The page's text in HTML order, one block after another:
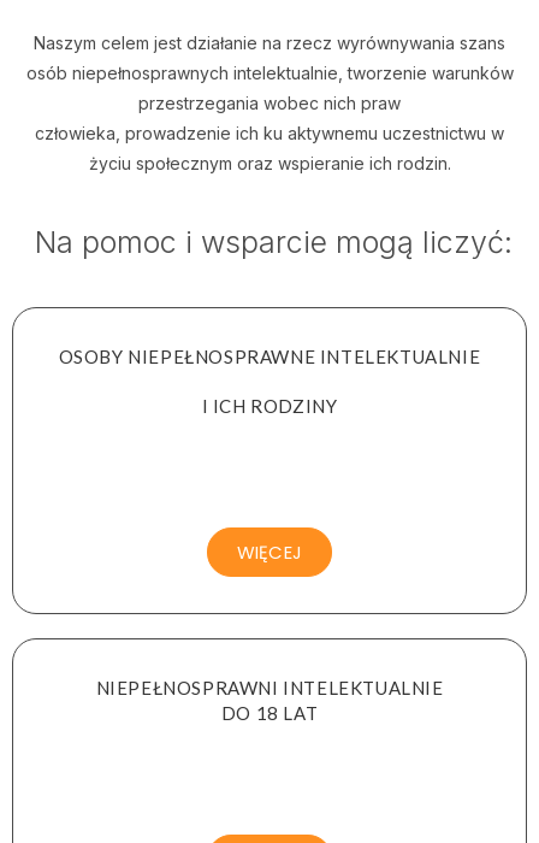
Naszym celem jest działanie na rzecz wyrównywania szans
osób niepełnosprawnych intelektualnie, tworzenie warunków
przestrzegania wobec nich praw
człowieka, prowadzenie ich ku aktywnemu uczestnictwu w
życiu społecznym oraz wspieranie ich rodzin.
Na pomoc i wsparcie mogą liczyć:
OSOBY NIEPEŁNOSPRAWNE INTELEKTUALNIE
I ICH RODZINY
WIĘCEJ
NIEPEŁNOSPRAWNI INTELEKTUALNIE
DO 18 LAT